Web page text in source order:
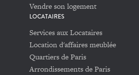
Vendre son logement
LOCATAIRES
Services aux Locataires
Location d'affaires meublée
Quartiers de Paris
Arrondissements de Paris